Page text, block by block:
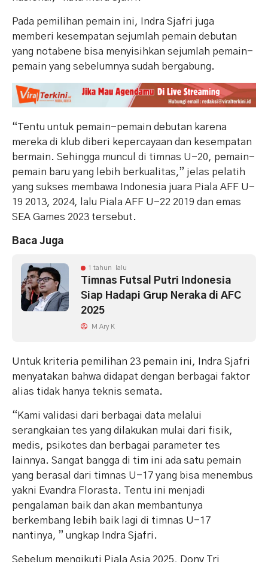
Pada pemilihan pemain ini, Indra Sjafri juga
memberi kesempatan sejumlah pemain debutan
yang notabene bisa menyisihkan sejumlah pemain-
pemain yang sebelumnya sudah bergabung.
“Tentu untuk pemain-pemain debutan karena
mereka di klub diberi kepercayaan dan kesempatan
bermain. Sehingga muncul di timnas U-20, pemain-
pemain baru yang lebih berkualitas,” jelas pelatih
yang sukses membawa Indonesia juara Piala AFF U-
19 2013, 2024, lalu Piala AFF U-22 2019 dan emas
SEA Games 2023 tersebut.
Baca Juga
1 tahun lalu
Timnas Futsal Putri Indonesia
Siap Hadapi Grup Neraka di AFC
2025
M Ary K
Untuk kriteria pemilihan 23 pemain ini, Indra Sjafri
menyatakan bahwa didapat dengan berbagai faktor
alias tidak hanya teknis semata.
“Kami validasi dari berbagai data melalui
serangkaian tes yang dilakukan mulai dari fisik,
medis, psikotes dan berbagai parameter tes
lainnya. Sangat bangga di tim ini ada satu pemain
yang berasal dari timnas U-17 yang bisa menembus
yakni Evandra Florasta. Tentu ini menjadi
pengalaman baik dan akan membantunya
berkembang lebih baik lagi di timnas U-17
nantinya, ” ungkap Indra Sjafri.
Sebelum mengikuti Piala Asia 2025, Dony Tri